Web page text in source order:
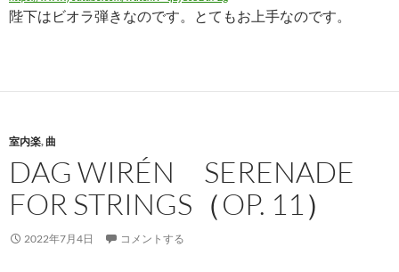
陛下はビオラ弾きなのです。とてもお上手なのです。
室内楽,曲
DAG WIRÉN SERENADE
FOR STRINGS（OP. 11）
2022年7月4日 コメントする